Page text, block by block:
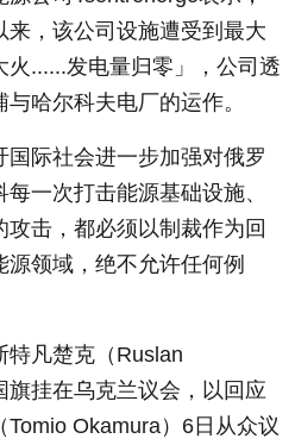
，该公司设施遭受到最大
......发电量归零」，公司透
哈尔科夫电厂的运作。
际社会进一步加强对俄罗
一次打击能源基础设施、
击，都必须以制裁作为回
领域，绝不允许任何例
特凡楚克（Ruslan
旗挂在乌克兰议会，以回应
Okamura）6日从众议